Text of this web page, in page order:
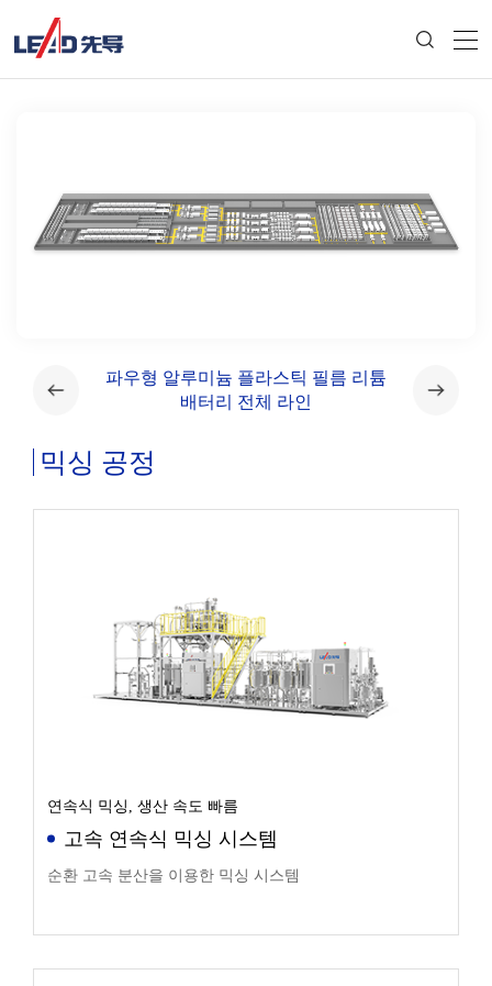
파우형 알루미늄 플라스틱 필름 리튬
배터리 전체 라인
믹싱 공정
연속식 믹싱, 생산 속도 빠름
고속 연속식 믹싱 시스템
순환 고속 분산을 이용한 믹싱 시스템